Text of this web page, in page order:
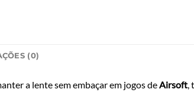
(0)
a lente sem embaçar em jogos de Airsoft